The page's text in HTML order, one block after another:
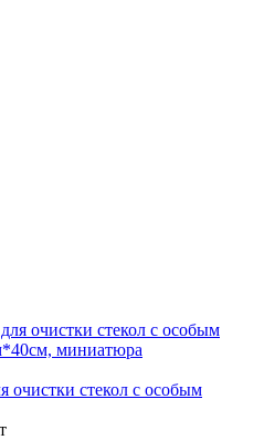
очистки стекол с особым